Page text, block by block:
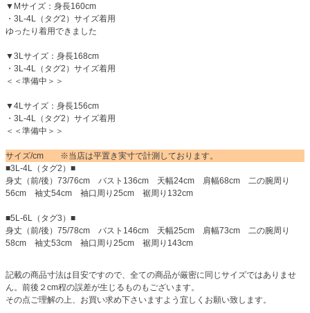
▼Mサイズ：身長160cm
・3L-4L（タグ2）サイズ着用
ゆったり着用できました
▼3Lサイズ：身長168cm
・3L-4L（タグ2）サイズ着用
＜＜準備中＞＞
▼4Lサイズ：身長156cm
・3L-4L（タグ2）サイズ着用
＜＜準備中＞＞
サイズ/cm ※当店は平置き実寸で計測しております。
■3L-4L（タグ2）■
身丈（前/後）73/76cm バスト136cm 天幅24cm 肩幅68cm 二の腕周り
56cm 袖丈54cm 袖口周り25cm 裾周り132cm
■5L-6L（タグ3）■
身丈（前/後）75/78cm バスト146cm 天幅25cm 肩幅73cm 二の腕周り
58cm 袖丈53cm 袖口周り25cm 裾周り143cm
記載の商品寸法は目安ですので、全ての商品が厳密に同じサイズではありませ
ん。前後２cm程の誤差が生じるものもございます。
その点ご理解の上、お買い求め下さいますよう宜しくお願い致します。